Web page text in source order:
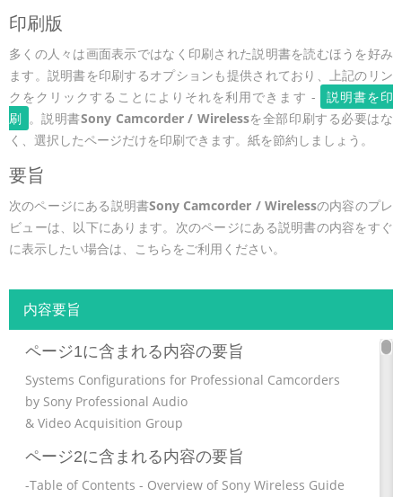
印刷版
多くの人々は画面表示ではなく印刷された説明書を読むほうを好み
ます。説明書を印刷するオプションも提供されており、上記のリン
クをクリックすることによりそれを利用できます -
説明書を印
刷 。説明書Sony Camcorder / Wirelessを全部印刷する必要はな
く、選択したページだけを印刷できます。紙を節約しましょう。
要旨
次のページにある説明書Sony Camcorder / Wirelessの内容のプレ
ビューは、以下にあります。次のページにある説明書の内容をすぐ
に表示したい場合は、こちらをご利用ください。
内容要旨
ページ1に含まれる内容の要旨
Systems Configurations for Professional Camcorders
by Sony Professional Audio
& Video Acquisition Group
ページ2に含まれる内容の要旨
-Table of Contents - Overview of Sony Wireless Guide